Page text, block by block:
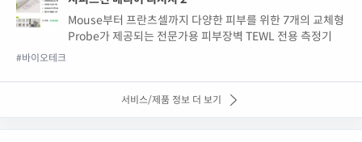
Mouse부터 프란츠셀까지 다양한 피부를 위한 7개의 교체형
Probe가 제공되는 전문가용 피부장벽 TEWL 전용 측정기
#바이오테크
서비스/제품 정보 더 보기